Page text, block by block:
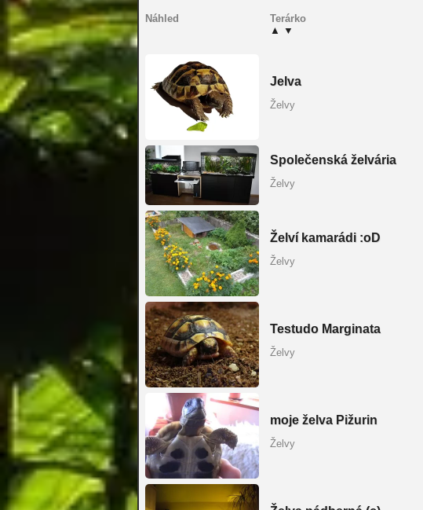
Náhled
Terárko
▲ ▼
Jelva
Želvy
Společenská želvária
Želvy
Želví kamarádi :oD
Želvy
Testudo Marginata
Želvy
moje želva Pižurin
Želvy